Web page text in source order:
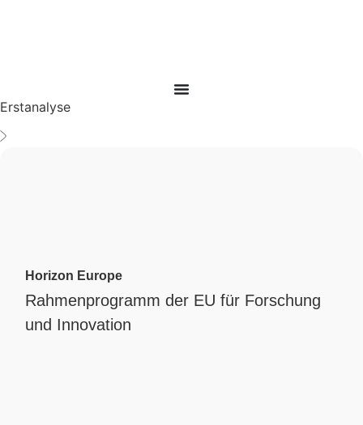
Erstanalyse
Horizon Europe
Rahmenprogramm der EU für Forschung
und Innovation